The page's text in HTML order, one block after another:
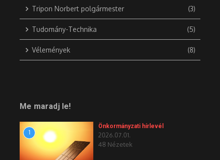
Tripon Norbert polgármester (3)
Tudomány-Technika (5)
Vélemények (8)
Me maradj le!
1
Önkormányzati hírlevél
2026.07.01.
48 Nézetek